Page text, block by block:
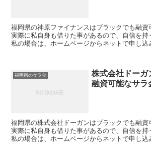
福岡県の神原ファイナンスはブラックでも融資
実際に私自身も借りた事があるので、自信を持
私の場合は、ホームページからネットで申し込
福岡県のサラ金
株式会社ドーガ
融資可能なサラ
福岡県の株式会社ドーガンはブラックでも融資
実際に私自身も借りた事があるので、自信を持
私の場合は、ホームページからネットで申し込